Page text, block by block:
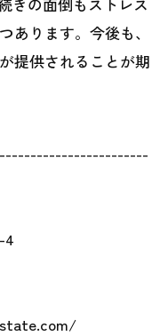
あります。今後も、
提供されることが期
4